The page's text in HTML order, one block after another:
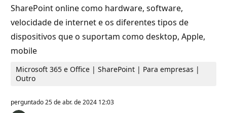
SharePoint online como hardware, software,
velocidade de internet e os diferentes tipos de
dispositivos que o suportam como desktop, Apple,
mobile
Microsoft 365 e Office | SharePoint | Para empresas |
Outro
perguntado25 de abr. de 2024 12:03